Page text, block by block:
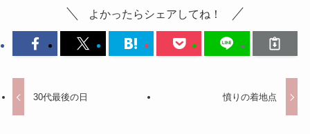
よかったらシェアしてね！
30代最後の日 憤りの着地点